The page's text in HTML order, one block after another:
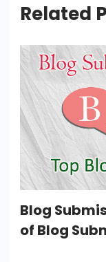
Related
Blog
of Blog